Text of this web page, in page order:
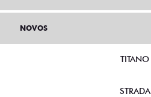
NOVOS
TITANO
STRADA